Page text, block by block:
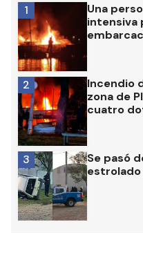
Una
intensiva
1
Incendio
zona de
cuatro
2
Se pasó
3